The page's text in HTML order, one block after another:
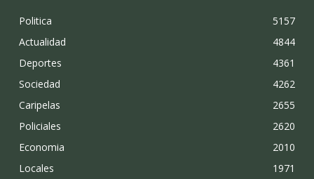
Politica
5157
Actualidad
4844
Deportes
4361
Sociedad
4262
Caripelas
2655
Policiales
2620
Economia
2010
Locales
1971